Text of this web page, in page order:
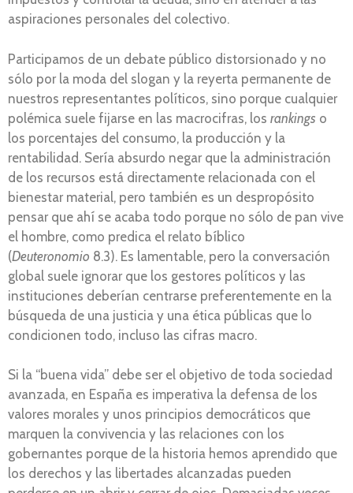
aspiraciones personales del colectivo.
Participamos de un debate público distorsionado y no
sólo por la moda del slogan y la reyerta permanente de
nuestros representantes políticos, sino porque cualquier
polémica suele fijarse en las macrocifras, los rankings o
los porcentajes del consumo, la producción y la
rentabilidad. Sería absurdo negar que la administración
de los recursos está directamente relacionada con el
bienestar material, pero también es un despropósito
pensar que ahí se acaba todo porque no sólo de pan vive
el hombre, como predica el relato bíblico
(Deuteronomio 8.3). Es lamentable, pero la conversación
global suele ignorar que los gestores políticos y las
instituciones deberían centrarse preferentemente en la
búsqueda de una justicia y una ética públicas que lo
condicionen todo, incluso las cifras macro.
Si la “buena vida” debe ser el objetivo de toda sociedad
avanzada, en España es imperativa la defensa de los
valores morales y unos principios democráticos que
marquen la convivencia y las relaciones con los
gobernantes porque de la historia hemos aprendido que
los derechos y las libertades alcanzadas pueden